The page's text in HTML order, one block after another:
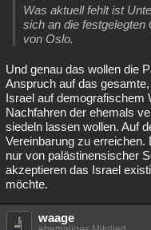
Was aktuell fehlt ist
sich an die festgelegten
von Oslo.
Und genau das wollen die
Anspruch auf das
Israel auf demografischem
Nachfahren der ehemals
siedeln lassen wollen. Auf
Vereinbarung zu
nur von palästinensischer
akzeptieren das Israel
möchte.
waage